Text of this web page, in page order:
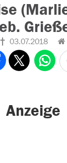
03.07.2018
Anzeige